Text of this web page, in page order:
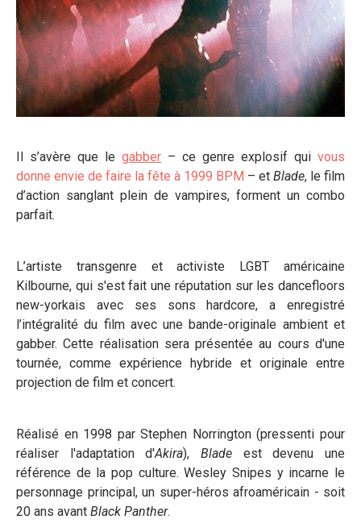
Il s’avère que le gabber – ce genre explosif qui vous
donne envie de faire la fête à 1999 BPM – et Blade, le film
d’action sanglant plein de vampires, forment un combo
parfait.
L’artiste transgenre et activiste LGBT américaine
Kilbourne, qui s'est fait une réputation sur les dancefloors
new-yorkais avec ses sons hardcore, a enregistré
l’intégralité du film avec une bande-originale ambient et
gabber. Cette réalisation sera présentée au cours d'une
tournée, comme expérience hybride et originale entre
projection de film et concert.
Réalisé en 1998 par Stephen Norrington (pressenti pour
réaliser l'adaptation d'Akira),Blade est devenu une
référence de la pop culture. Wesley Snipes y incarne le
personnage principal, un super-héros afroaméricain - soit
20 ans avant Black Panther.